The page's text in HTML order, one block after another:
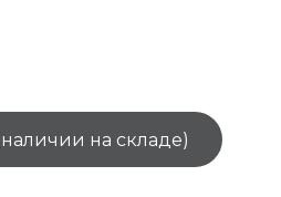
наличии на складе)